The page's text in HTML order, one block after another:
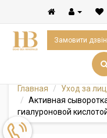
Замовити
Главная
Уход за
Активная
гиалуроновой